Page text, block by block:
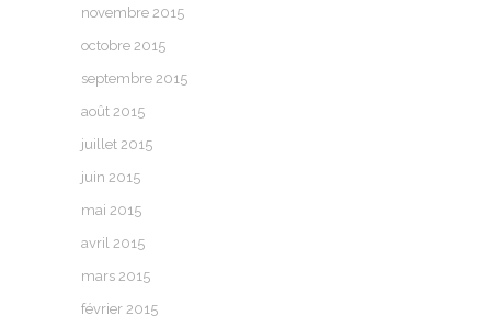
novembre 2015
octobre 2015
septembre 2015
août 2015
juillet 2015
juin 2015
mai 2015
avril 2015
mars 2015
février 2015